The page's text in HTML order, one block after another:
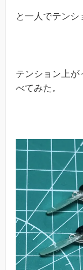
と一人でテンシ
テンション上が
べてみた。